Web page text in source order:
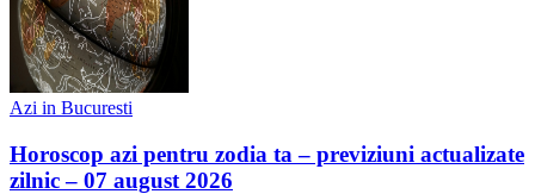
Azi in Bucuresti
Horoscop azi pentru zodia ta – previziuni actualizate
zilnic – 07 august 2026